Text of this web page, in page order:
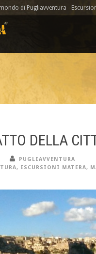
di Pugliavventura -
DELLA
PUGLIAVVENTURA
, ESCURSIONI MATERA,